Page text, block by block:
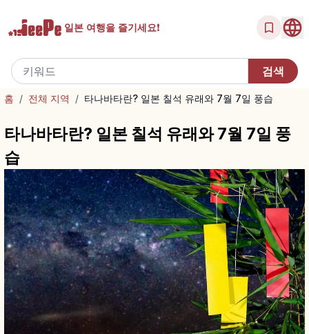
일본 여행을 즐기세요!
홈 / 전체 지역 / 타나바타란? 일본 칠석 유래와 7월 7일 풍습
타나바타란? 일본 칠석 유래와 7월 7일 풍
습